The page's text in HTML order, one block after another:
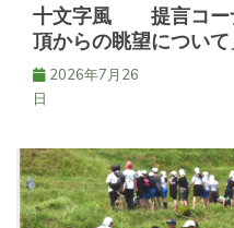
十文字風 提言コー
頂からの眺望について
2026年7月26
日